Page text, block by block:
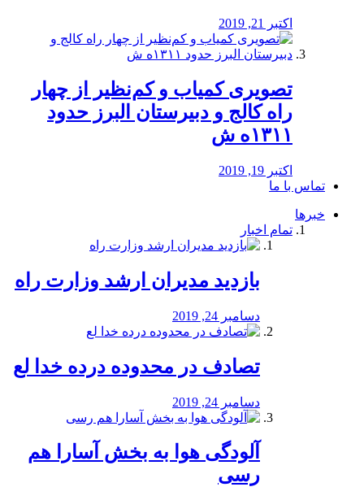
اکتبر 21, 2019
️تصویری کمیاب و کم‌نظیر از چهار
راه كالج و دبيرستان البرز حدود
۱۳۱۱ه ش
اکتبر 19, 2019
تماس با ما
خبرها
تمام اخبار
بازدید مدیران ارشد وزارت راه
دسامبر 24, 2019
تصادف در محدوده درده خدا لع
دسامبر 24, 2019
آلودگی هوا به بخش آسارا هم
رسی